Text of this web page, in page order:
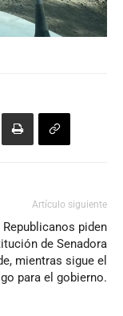
Artículo siguiente
Republicanos piden
de Senadora
mientras sigue el
para el gobierno.